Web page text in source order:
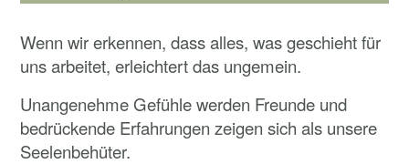
Wenn wir erkennen, dass alles, was geschieht für
uns arbeitet, erleichtert das ungemein.
Unangenehme Gefühle werden Freunde und
bedrückende Erfahrungen zeigen sich als unsere
Seelenbehüter.